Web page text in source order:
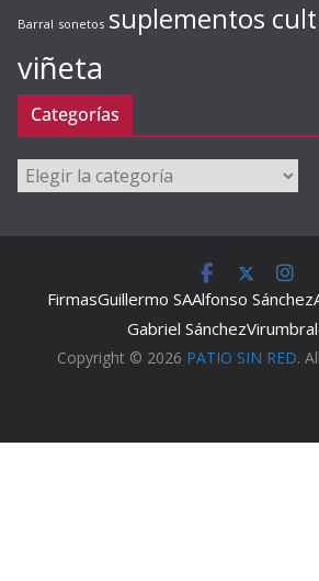
Barral sonetos suplementos
viñeta
Categorías
Categorías
FirmasGuillermo SAAlfonso Sánchez
Gabriel Sánchez
Copyright © 2026 PATIO SIN RED.